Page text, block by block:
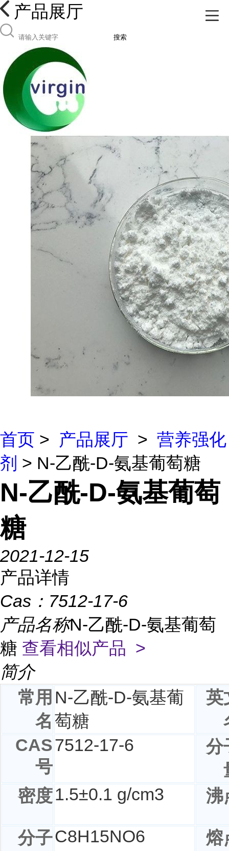
产品展厅
搜索
首页 > 产品展厅 > 营养强化
剂 > N-乙酰-D-氨基葡萄糖
N-乙酰-D-氨基葡萄
糖
2021-12-15
产品详情
Cas： 7512-17-6
产品名称N-乙酰-D-氨基葡萄
糖 查看相似产品 >
简介
常用
名
N-乙酰-D-氨基葡
萄糖
英
CAS
号
7512-17-6
分
密度1.5±0.1 g/cm3 沸
分子C8H15NO6 熔